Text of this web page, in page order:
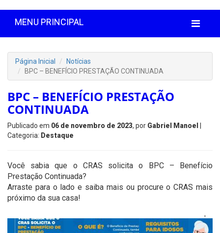
MENU PRINCIPAL
Página Inicial
Notícias
BPC – BENEFÍCIO PRESTAÇÃO CONTINUADA
BPC – BENEFÍCIO PRESTAÇÃO
CONTINUADA
Publicado em 06 de novembro de 2023, por Gabriel Manoel
Categoria: Destaque
Você sabia que o CRAS solicita o BPC – Benefício
Prestação Continuada?
Arraste para o lado e saiba mais ou procure o CRAS mais
próximo da sua casa!
'